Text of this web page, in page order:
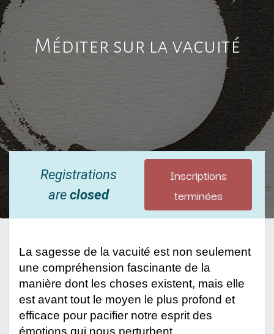
Méditer sur la vacuité
Registrations
areclosed
Inscriptions
terminées
La sagesse de la vacuité est non seulement
une compréhension fascinante de la
manière dont les choses existent, mais elle
est avant tout le moyen le plus profond et
efficace pour pacifier notre esprit des
émotions qui nous perturbent